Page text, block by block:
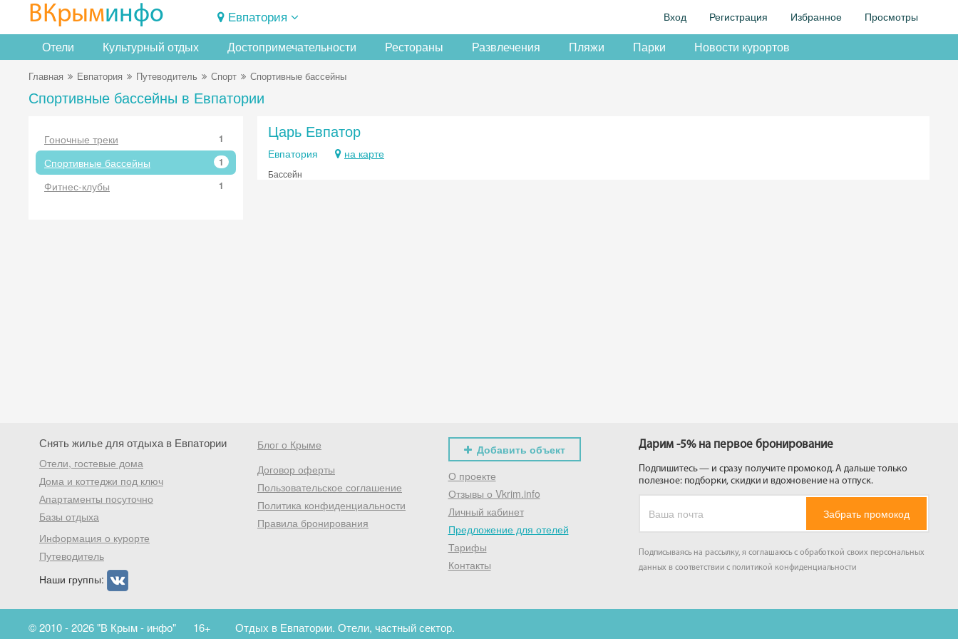
ВКрыминфо Евпатория Вход Регистрация Избранное Просмотры
Отели Культурный отдых Достопримечательности Рестораны Развлечения Пляжи Парки Новости курортов
Главная Евпатория Путеводитель Спорт Спортивные бассейны
Спортивные бассейны в Евпатории
Гоночные треки 1
Спортивные бассейны 1
Фитнес-клубы 1
Царь Евпатор
Евпатория на карте
Бассейн
Снять жилье для отдыха в Евпатории
Отели, гостевые дома
Дома и коттеджи под ключ
Апартаменты посуточно
Базы отдыха
Информация о курорте
Путеводитель
Наши группы:
Блог о Крыме
Договор оферты
Пользовательское соглашение
Политика конфиденциальности
Правила бронирования
Добавить объект
О проекте
Отзывы о Vkrim.info
Личный кабинет
Предложение для отелей
Тарифы
Контакты
Дарим -5% на первое бронирование
Подпишитесь — и сразу получите промокод. А дальше только
полезное: подборки, скидки и вдохновение на отпуск.
Забрать промокод
Подписываясь на рассылку, я соглашаюсь с обработкой своих персональных
данных в соответствии с политикой конфиденциальности
© 2010 - 2026 "В Крым - инфо" 16+ Отдых в Евпатории. Отели, частный сектор.